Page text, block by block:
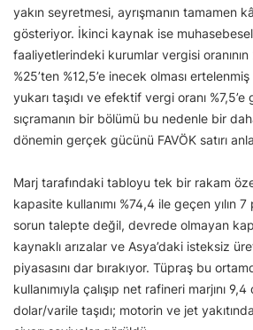
yakın seyretmesi, ayrışmanın tamamen
gösteriyor. İkinci kaynak ise
faaliyetlerindeki kurumlar vergisi oranının
%25’ten %12,5’e inecek olması
yukarı taşıdı ve efektif vergi oranı
sıçramanın bir bölümü bu nedenle bir
dönemin gerçek gücünü FAVÖK satırı
Marj tarafındaki tabloyu tek bir rakam
kapasite kullanımı %74,4 ile geçen yılın
sorun talepte değil, devrede olmayan
kaynaklı arızalar ve Asya’daki isteksiz
piyasasını dar bırakıyor. Tüpraş bu
kullanımıyla çalışıp net rafineri marjını
dolar/varile taşıdı; motorin ve jet